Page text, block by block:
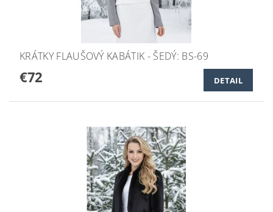
KRÁTKY FLAUŠOVÝ KABÁTIK - ŠEDÝ: BS-69
€72 DETAIL